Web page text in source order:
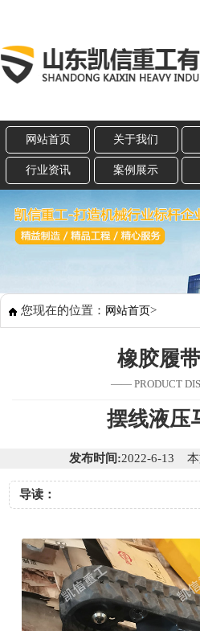
网站首页 关于我们
行业资讯 案例展示
您现在的位置： 网站首页>
橡胶履
—— PRODUCT
摆线液压
发布时间:2022-6-13 本
导读：